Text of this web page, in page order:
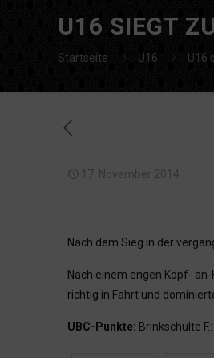
U16 SIEGT
Startseite U16 U16
17. November 2014
Nach dem Sieg in der
Nach einem engen Kopf-
richtig in Fahrt und
UBC-Punkte: Brinkschulte